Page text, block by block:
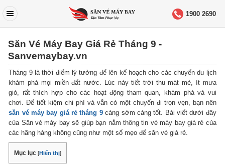
1900 2690
Săn Vé Máy Bay Giá Rẻ Tháng 9 -
Sanvemaybay.vn
Tháng 9 là thời điểm lý tưởng để lên kế hoạch cho các chuyến du lịch
khám phá mọi miền đất nước. Lúc này tiết trời thu mát mẻ, ít mưa
gió, rất thích hợp cho các hoạt động tham quan, khám phá và vui
chơi. Để tiết kiệm chi phí và vẫn có một chuyến đi trọn vẹn, bạn nên
săn vé máy bay giá rẻ tháng 9càng sớm càng tốt. Bài viết dưới đây
của Săn vé máy bay sẽ giúp bạn nắm thông tin vé máy bay giá rẻ của
các hãng hàng không cũng như một số mẹo để săn vé giá rẻ.
Mục lục [Hiển thị]